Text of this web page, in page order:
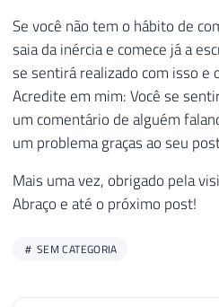
Se você não tem o hábito de
saia da inércia e comece já a
se sentirá realizado com isso e
Acredite em mim: Você se
um comentário de alguém
um problema graças ao seu
Mais uma vez, obrigado pela
Abraço e até o próximo post!
SEM CATEGORIA